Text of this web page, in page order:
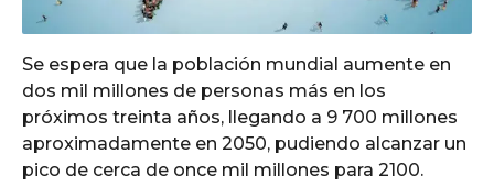
Se espera que la población mundial aumente en
dos mil millones de personas más en los
próximos treinta años, llegando a 9 700 millones
aproximadamente en 2050, pudiendo alcanzar un
pico de cerca de once mil millones para 2100.